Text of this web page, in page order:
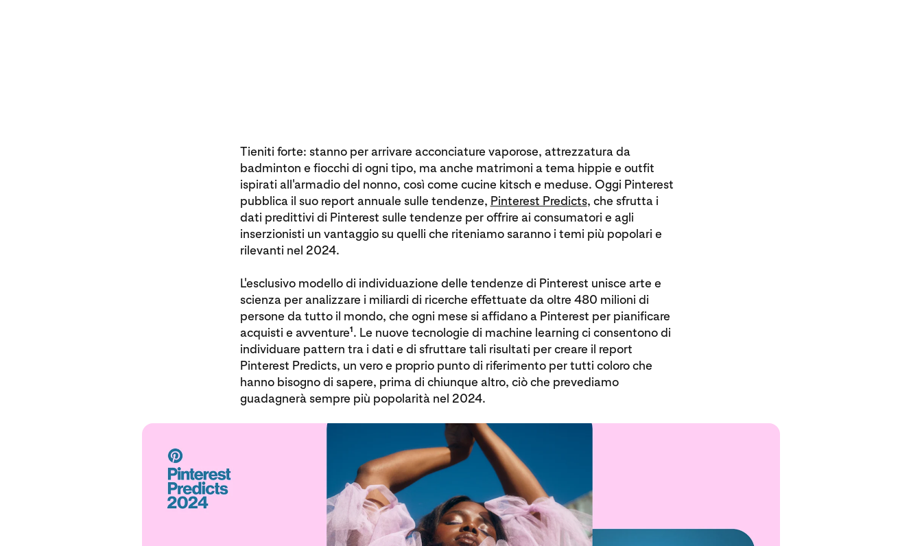
Tieniti forte: stanno per arrivare acconciature vaporose, attrezzatura da
badminton e fiocchi di ogni tipo, ma anche matrimoni a tema hippie e outfit
ispirati all'armadio del nonno, così come cucine kitsch e meduse. Oggi Pinterest
pubblica il suo report annuale sulle tendenze, Pinterest Predicts, che sfrutta i
dati predittivi di Pinterest sulle tendenze per offrire ai consumatori e agli
inserzionisti un vantaggio su quelli che riteniamo saranno i temi più popolari e
rilevanti nel 2024.
L'esclusivo modello di individuazione delle tendenze di Pinterest unisce arte e
scienza per analizzare i miliardi di ricerche effettuate da oltre 480 milioni di
persone da tutto il mondo, che ogni mese si affidano a Pinterest per pianificare
acquisti e avventure1. Le nuove tecnologie di machine learning ci consentono di
individuare pattern tra i dati e di sfruttare tali risultati per creare il report
Pinterest Predicts, un vero e proprio punto di riferimento per tutti coloro che
hanno bisogno di sapere, prima di chiunque altro, ciò che prevediamo
guadagnerà sempre più popolarità nel 2024.